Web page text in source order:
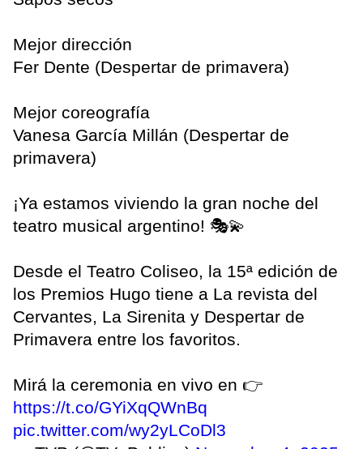
Mejor dirección
Fer Dente (Despertar de primavera)
Mejor coreografía
Vanesa García Millán (Despertar de
primavera)
¡Ya estamos viviendo la gran noche del
teatro musical argentino! 🎭💫
Desde el Teatro Coliseo, la 15ª edición de
los Premios Hugo tiene a La revista del
Cervantes, La Sirenita y Despertar de
Primavera entre los favoritos.
Mirá la ceremonia en vivo en 👉
https://t.co/GYiXqQWnBq
pic.twitter.com/wy2yLCoDl3